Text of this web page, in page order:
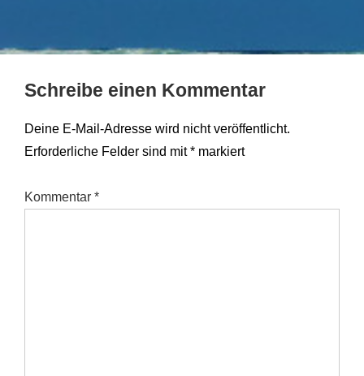
Schreibe einen Kommentar
Deine E-Mail-Adresse wird nicht veröffentlicht.
Erforderliche Felder sind mit* markiert
Kommentar *